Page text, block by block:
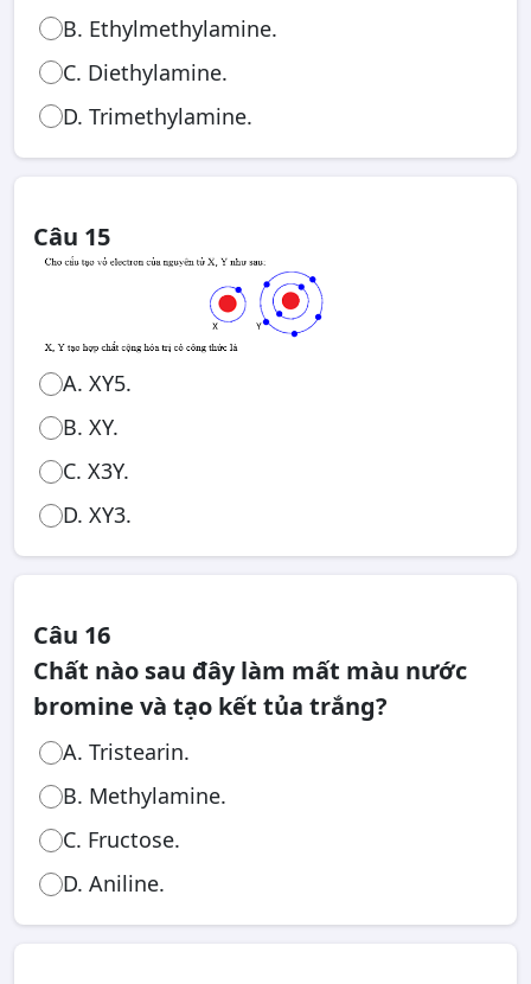
B. Ethylmethylamine.
C. Diethylamine.
D. Trimethylamine.
Câu 15
A. XY5.
B. XY.
C. X3Y.
D. XY3.
Câu 16
Chất nào sau đây làm mất màu nước
bromine và tạo kết tủa trắng?
A. Tristearin.
B. Methylamine.
C. Fructose.
D. Aniline.